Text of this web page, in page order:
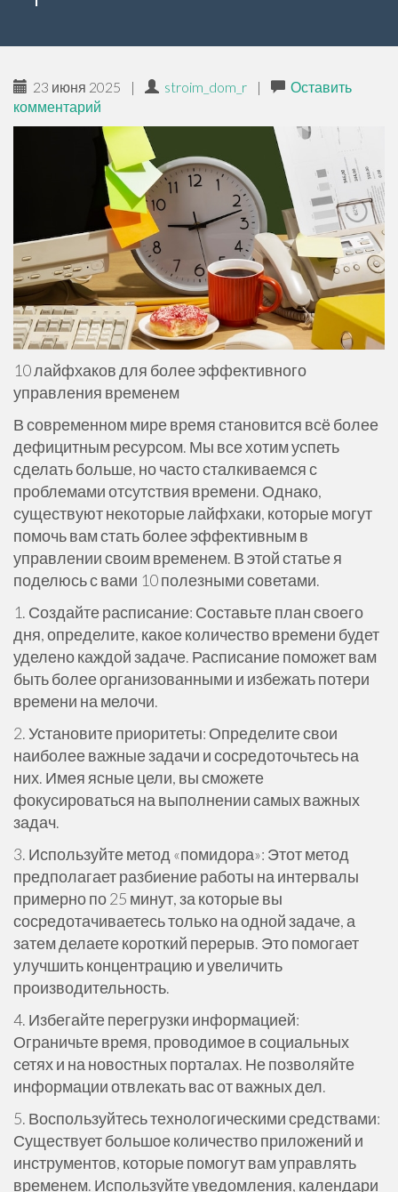
23 июня 2025 | stroim_dom_r |
Оставить
комментарий
10 лайфхаков для более эффективного
управления временем
В современном мире время становится всё более
дефицитным ресурсом. Мы все хотим успеть
сделать больше, но часто сталкиваемся с
проблемами отсутствия времени. Однако,
существуют некоторые лайфхаки, которые могут
помочь вам стать более эффективным в
управлении своим временем. В этой статье я
поделюсь с вами 10 полезными советами.
1. Создайте расписание: Составьте план своего
дня, определите, какое количество времени будет
уделено каждой задаче. Расписание поможет вам
быть более организованными и избежать потери
времени на мелочи.
2. Установите приоритеты: Определите свои
наиболее важные задачи и сосредоточьтесь на
них. Имея ясные цели, вы сможете
фокусироваться на выполнении самых важных
задач.
3. Используйте метод «помидора»: Этот метод
предполагает разбиение работы на интервалы
примерно по 25 минут, за которые вы
сосредотачиваетесь только на одной задаче, а
затем делаете короткий перерыв. Это помогает
улучшить концентрацию и увеличить
производительность.
4. Избегайте перегрузки информацией:
Ограничьте время, проводимое в социальных
сетях и на новостных порталах. Не позволяйте
информации отвлекать вас от важных дел.
5. Воспользуйтесь технологическими средствами:
Существует большое количество приложений и
инструментов, которые помогут вам управлять
временем. Используйте уведомления, календари